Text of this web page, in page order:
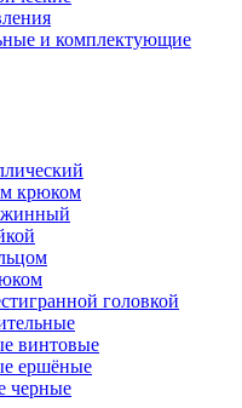
и комплектующие
крюком
головкой
винтовые
ершёные
черные